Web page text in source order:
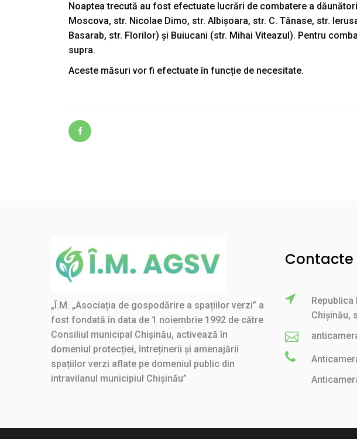
Noaptea trecută au fost efectuate lucrări de combatere a
Moscova, str. Nicolae Dimo, str. Albișoara, str. C. Tănase, str.
Basarab, str. Florilor) și Buiucani (str. Mihai Viteazul). Pentru
supra.
Aceste măsuri vor fi efectuate în funcție de necesitate.
„Î.M. „Asociația de gospodărire a spațiilor verzi” a
fost fondată în data de 1 noiembrie 1992 de către
Consiliul municipal Chișinău, activează în
domeniul protecției, întreținerii și amenajării
spațiilor verzi aflate pe domeniul public din
intravilanul municipiul Chișinău”
Contacte
Republica
Chișinău,